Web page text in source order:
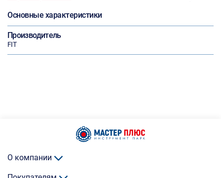
Основные характеристики
Производитель
FIT
О компании